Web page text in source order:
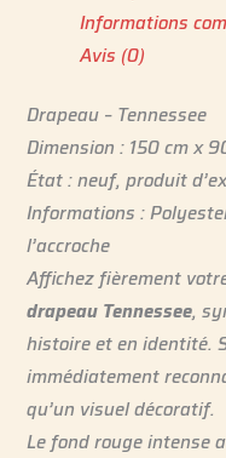
Informations
Avis (0)
Drapeau – Tennessee
Dimension : 150 cm x
État : neuf, produit
Informations :
l’accroche
Affichez fièrement
drapeau Tennessee,
histoire et en identité.
immédiatement
qu’un visuel décoratif.
Le fond rouge intense